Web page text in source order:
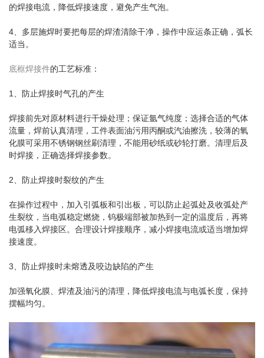
的焊接电流，降低焊接速度，避免产生气泡。
4、多层施焊时要把每层的焊渣清除干净，操作中应运条正确，弧长
适当。
底框焊接件的工艺标准：
1、防止焊接时气孔的产生
焊接前先对原材料进行干燥处理；保证氩气纯度；选择合适的气体
流量，焊前认真清理，工件表面油污用丙酮或汽油擦洗，较薄的氧
化膜可采用不锈钢钢丝刷清理，不能用砂纸或砂轮打磨。清理后及
时焊接，正确选择焊接参数。
2、防止焊接时裂纹的产生
在操作过程中，加入引弧板和引出板，可以防止起弧处及收弧处产
生裂纹，当电弧稳定燃烧，钨极端部被加热到一定的温度后，再将
电弧移入焊接区。合理设计焊接顺序，减小焊接电流或适当增加焊
接速度。
3、防止焊接时未熔透及咬边缺陷的产生
加强氧化膜、焊渣及油污的清理，降低焊接电流与电弧长度，保持
摆幅均匀。